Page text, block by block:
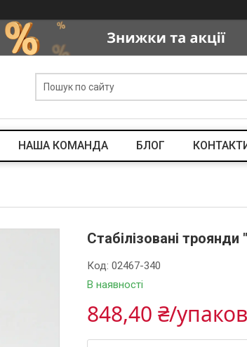
НАША КОМАНДА БЛОГ
Стабілізовані
В наявності
Код:02467-340
848,40 ₴/